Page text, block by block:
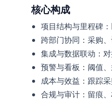
核心构成
项目结构与里程碑
跨部门协同：采购
集成与数据联动：
预警与看板：阈值
成本与效益：跟踪
合规与审计：留痕